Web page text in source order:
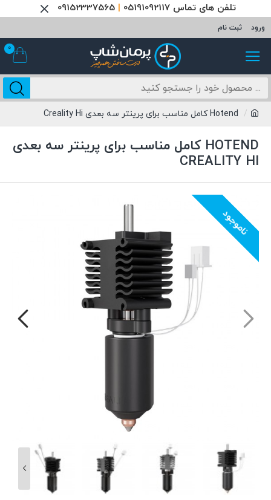
تلفن های تماس 05191092117 09152337565
ورود ثبت نام
0
Hotend کامل مناسب برای پرینتر سه بعدی Creality Hi
HOTEND کامل مناسب برای پرینتر سه بعدی
CREALITY HI
ناموجود